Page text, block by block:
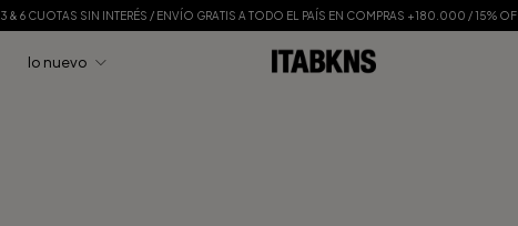
3 & 6 CUOTAS SIN INTERÉS / ENVÍO GRATIS A TODO EL PAÍS EN COMPRAS +180.000 / 15%
lo nuevo